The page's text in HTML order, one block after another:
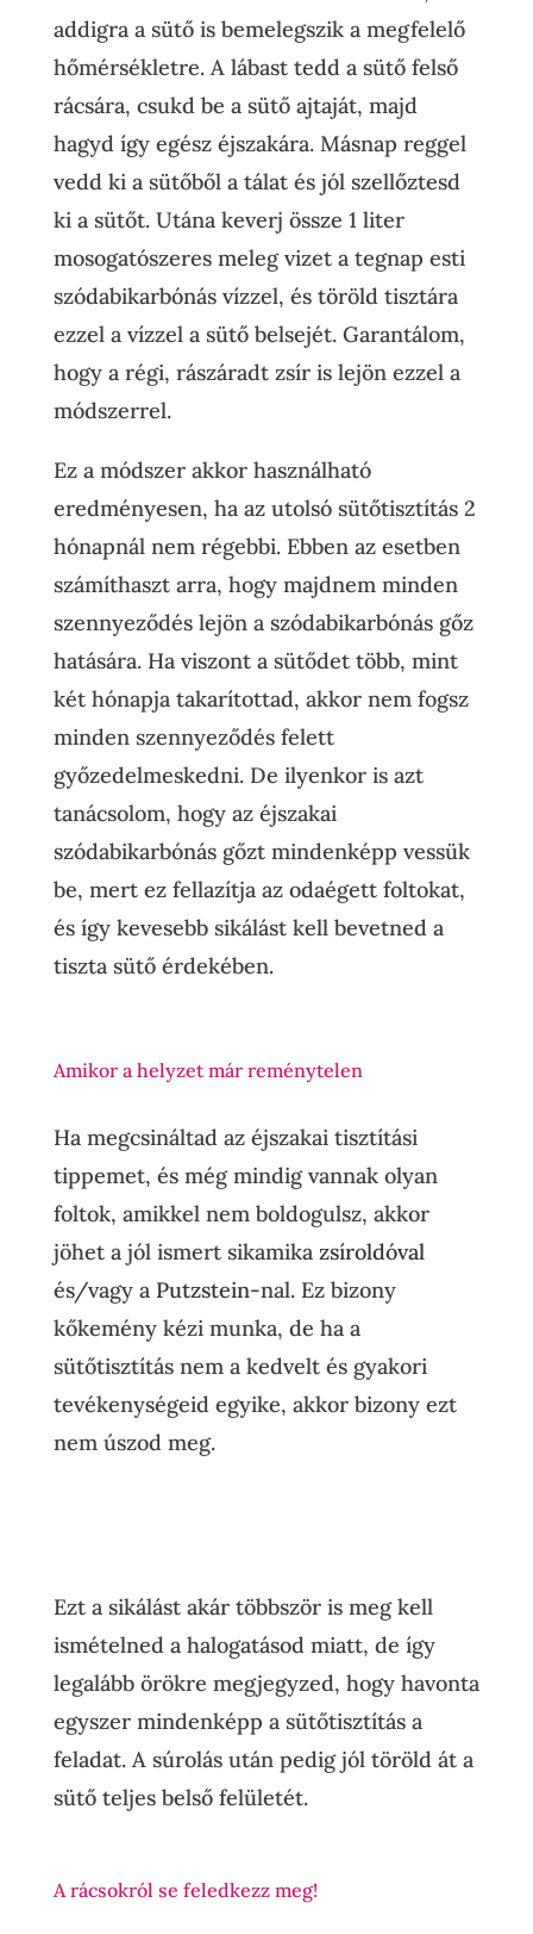
addigra a sütő is bemelegszik a megfelelő
hőmérsékletre. A lábast tedd a sütő felső
rácsára, csukd be a sütő ajtaját, majd
hagyd így egész éjszakára. Másnap reggel
vedd ki a sütőből a tálat és jól szellőztesd
ki a sütőt. Utána keverj össze 1 liter
mosogatószeres meleg vizet a tegnap esti
szódabikarbónás vízzel, és töröld tisztára
ezzel a vízzel a sütő belsejét. Garantálom,
hogy a régi, rászáradt zsír is lejön ezzel a
módszerrel.
Ez a módszer akkor használható
eredményesen, ha az utolsó sütőtisztítás 2
hónapnál nem régebbi. Ebben az esetben
számíthaszt arra, hogy majdnem minden
szennyeződés lejön a szódabikarbónás gőz
hatására. Ha viszont a sütődet több, mint
két hónapja takarítottad, akkor nem fogsz
minden szennyeződés felett
győzedelmeskedni. De ilyenkor is azt
tanácsolom, hogy az éjszakai
szódabikarbónás gőzt mindenképp vessük
be, mert ez fellazítja az odaégett foltokat,
és így kevesebb sikálást kell bevetned a
tiszta sütő érdekében.
Amikor a helyzet már reménytelen
Ha megcsináltad az éjszakai tisztítási
tippemet, és még mindig vannak olyan
foltok, amikkel nem boldogulsz, akkor
jöhet a jól ismert sikamika zsíroldóval
és/vagy a Putzstein-nal. Ez bizony
kőkemény kézi munka, de ha a
sütőtisztítás nem a kedvelt és gyakori
tevékenységeid egyike, akkor bizony ezt
nem úszod meg.
Ezt a sikálást akár többször is meg kell
ismételned a halogatásod miatt, de így
legalább örökre megjegyzed, hogy havonta
egyszer mindenképp a sütőtisztítás a
feladat. A súrolás után pedig jól töröld át a
sütő teljes belső felületét.
A rácsokról se feledkezz meg!